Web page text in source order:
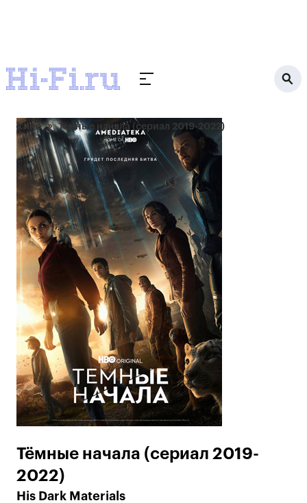
Кино Тёмные начала (сериал 2019-2022)
Тёмные начала (сериал 2019-
2022)
His Dark Materials